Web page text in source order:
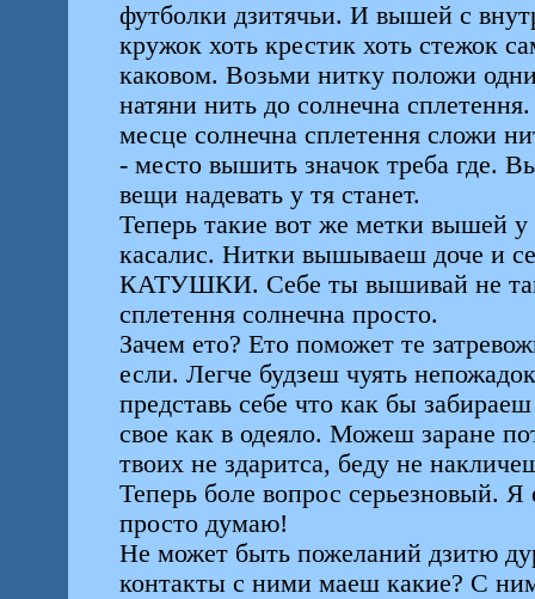
футболки дзитячьи. И вышей с
кружок хоть крестик хоть стежок
каковом. Возьми нитку положи
натяни нить до солнечна
месце солнечна сплетення сложи
- место вышить значок треба где.
вещи надевать у тя станет.
Теперь такие вот же метки вышей у
касалис. Нитки вышываеш доче и
КАТУШКИ. Себе ты вышивай не
сплетення солнечна просто.
Зачем ето? Ето поможет те
если. Легче будзеш чуять
представь себе что как бы
свое как в одеяло. Можеш заране
твоих не здаритса, беду не
Теперь боле вопрос серьезновый.
просто думаю!
Не может быть пожеланий дзитю
контакты с ними маеш какие? С